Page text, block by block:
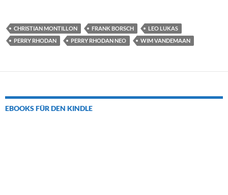
CHRISTIAN MONTILLON FRANK BORSCH
LEO LUKAS
PERRY RHODAN
PERRY RHODAN NEO WIM VANDEMAAN
EBOOKS FÜR DEN KINDLE